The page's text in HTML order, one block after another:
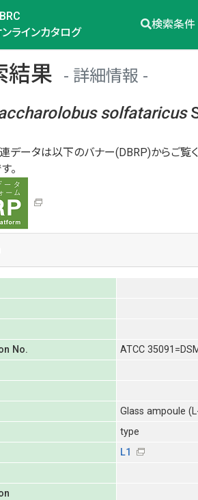
ンラインカタログ
検索条件
結果
詳細情報
solfataricus
データは以下のバナー(DBRP)からご覧く
。
No.
ATCC
Glass ampoule
type
L1